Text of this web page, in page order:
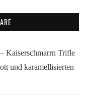
Kaiserschmarrn Trifle
und karamellisierten